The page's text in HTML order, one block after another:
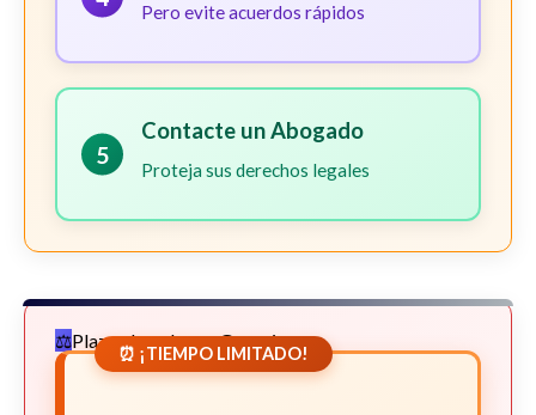
Pero evite acuerdos rápidos
5
Contacte un Abogado
Proteja sus derechos legales
Plazos Legales en Georgia
⏰ ¡TIEMPO LIMITADO!